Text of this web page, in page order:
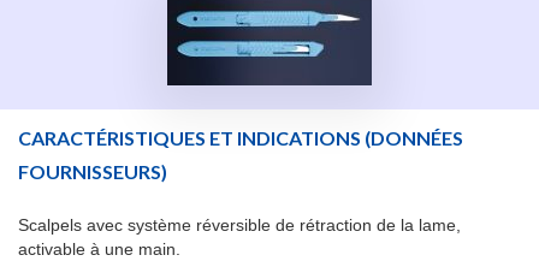
CARACTÉRISTIQUES ET INDICATIONS (DONNÉES
FOURNISSEURS)
Scalpels avec système réversible de rétraction de la lame,
activable à une main.